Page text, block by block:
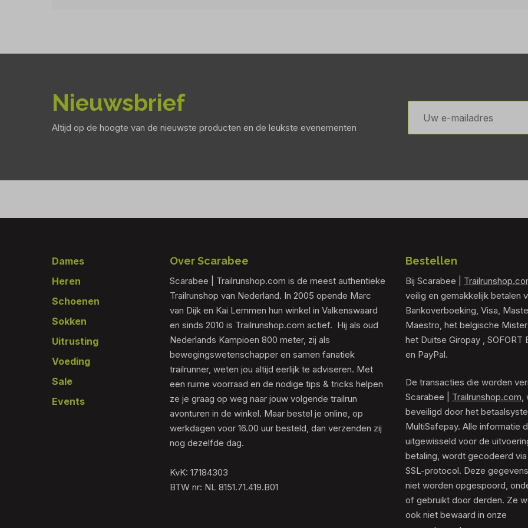
Nieuwsbrief
Altijd op de hoogte van de nieuwste producten en de leukste evenementen
E-
mailadres
Footer
Dames
Heren
Schoenen
Sokken
Uitrusting
Voeding
Sale
Events
Over Scarabee
Scarabee | Trailrunshop.com is de meest authentieke
Trailrunshop van Nederland. In 2005 opende Marc
van Dijk en Kai Lemmen hun winkel in Valkenswaard
en sinds 2010 is Trailrunshop.com actief. Hij als oud
Nederlands Kampioen 800 meter, zij als
bewegingswetenschapper en samen fanatiek
trailrunner, weten jou altijd eerlijk te adviseren. Met
een ruime voorraad en de nodige tips & tricks helpen
ze je graag op weg naar jouw volgende trailrun
avonturen in de winkel. Maar bestel je online, op
werkdagen voor 16.00 uur besteld, dan verzenden zij
nog dezelfde dag.
KvK: 17184303
BTW nr: NL 8151.71.419.B01
Bestellen
Bij Scarabee |
veilig en gemakkelijk betalen
Bankoverboeking, Visa,
Maestro, het belgische Mister
het Duitse Giropay , SOFORT
en PayPal.
De transacties die worden
Scarabee | Trailrunshop.com,
beveiligd door het
MultiSafepay. Alle informatie
uitgewisseld voor de
betaling, wordt gecodeerd
SSL-protocol. Deze
niet worden opgespoord,
of gebruikt door derden. Ze
ook niet bewaard in onze